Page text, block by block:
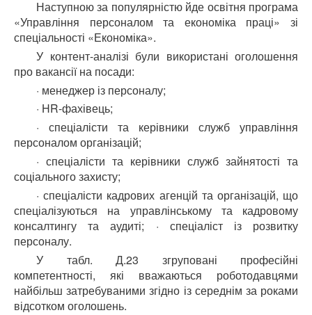
Наступною за популярністю йде освітня програма
«Управління персоналом та економіка праці» зі
спеціальності «Економіка».
У контент-аналізі були використані оголошення
про вакансії на посади:
· менеджер із персоналу;
· HR-фахівець;
· спеціалісти та керівники служб управління
персоналом організацій;
· спеціалісти та керівники служб зайнятості та
соціального захисту;
· спеціалісти кадрових агенцій та організацій, що
спеціалізуються на управлінському та кадровому
консалтингу та аудиті; · спеціаліст із розвитку
персоналу.
У табл. Д.23 згруповані професійні
компетентності, які вважаються роботодавцями
найбільш затребуваними згідно із середнім за роками
відсотком оголошень.